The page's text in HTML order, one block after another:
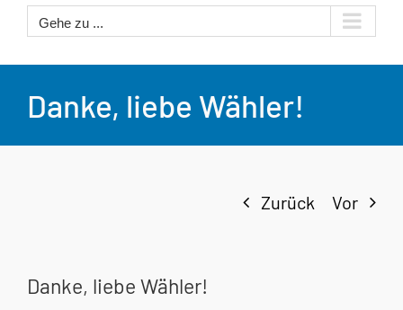
Gehe zu ...
Danke, liebe Wähler!
Zurück Vor
Danke, liebe Wähler!